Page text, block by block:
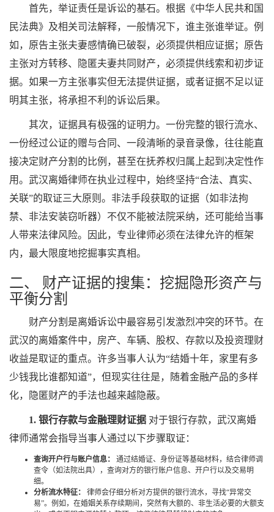
首先，举证责任是诉讼的基石。根据《中华人民共和国
民法典》及相关司法解释，一般情况下，谁主张谁举证。例
如，原告主张夫妻感情确已破裂，必须提供相应证据；原告
主张对方转移、隐匿夫妻共同财产，必须提供线索和初步证
据。如果一方主张事实但无法提供证据，或者证据不足以证
明其主张，将承担不利的诉讼后果。
其次，证据具有极强的证明力。一份完整的银行流水、
一份经过公证的赠与合同、一段清晰的录音录像，往往能直
接决定财产分割的比例，甚至在抚养权归属上起到决定性作
用。武汉离婚律师在执业过程中，始终坚持“合法、真实、
关联”的取证三大原则。非法手段获取的证据（如非法拘
禁、非法安装窃听器）不仅不能被法院采纳，还可能给当事
人带来法律风险。因此，专业律师必须在法律允许的框架
内，最大限度地挖掘事实真相。
二、 财产证据的搜集：挖掘隐形资产与
平衡分割
财产分割是离婚诉讼中最容易引发激烈冲突的环节。在
武汉的离婚案件中，房产、车辆、股权、存款以及投资理财
收益是取证的重点。许多当事人认为“结婚十年，家里有多
少钱我比谁都知道”，但现实往往是，随着金融产品的多样
化，隐匿财产的手法也越来越隐蔽。
1. 银行存款与金融理财证据 对于银行存款，武汉离婚
律师通常会指导当事人通过以下步骤取证：
查询开户行与账户信息：
通过结婚证、身份证等基础材料，结合律师调
查令（如法院出具），查询对方的银行账户信息、开户行以及交易明
细。
分析流水特征：
律师会仔细分析对方提供的银行流水，寻找“异常交
易”。例如，在婚姻关系存续期间，突然有大额的、非生活必要的大额支